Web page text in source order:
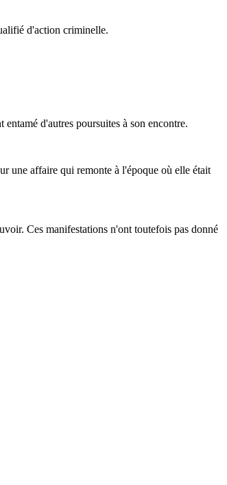
d'action criminelle.
d'autres poursuites à son encontre.
une affaire qui remonte à l'époque où elle était
Ces manifestations n'ont toutefois pas donné